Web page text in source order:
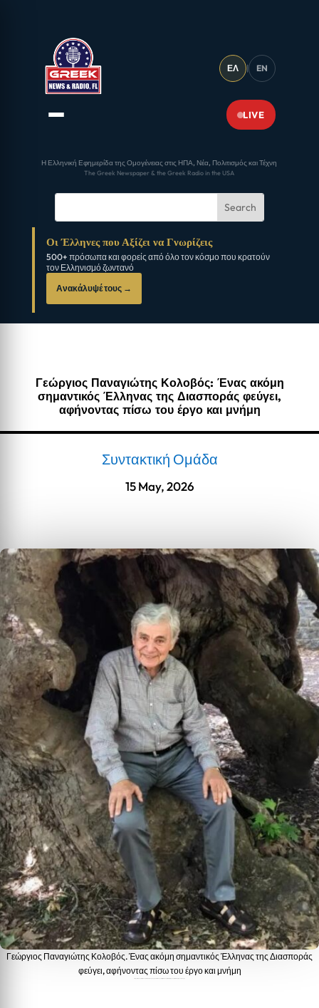
ΕΛ | EN
LIVE
Η Ελληνική Εφημερίδα της Ομογένειας στις ΗΠΑ, Νέα, Πολιτισμός και Τέχνη
The Greek Newspaper & the Greek Radio in the USA
Οι Έλληνες που Αξίζει να Γνωρίζεις
500+ πρόσωπα και φορείς από όλο τον κόσμο που κρατούν
τον Ελληνισμό ζωντανό
Ανακάλυψέ τους →
Γεώργιος Παναγιώτης Κολοβός: Ένας ακόμη
σημαντικός Έλληνας της Διασποράς φεύγει,
αφήνοντας πίσω του έργο και μνήμη
Συντακτική Ομάδα
15 May, 2026
Γεώργιος Παναγιώτης Κολοβός. Ένας ακόμη σημαντικός Έλληνας της Διασποράς
φεύγει, αφήνοντας πίσω του έργο και μνήμη